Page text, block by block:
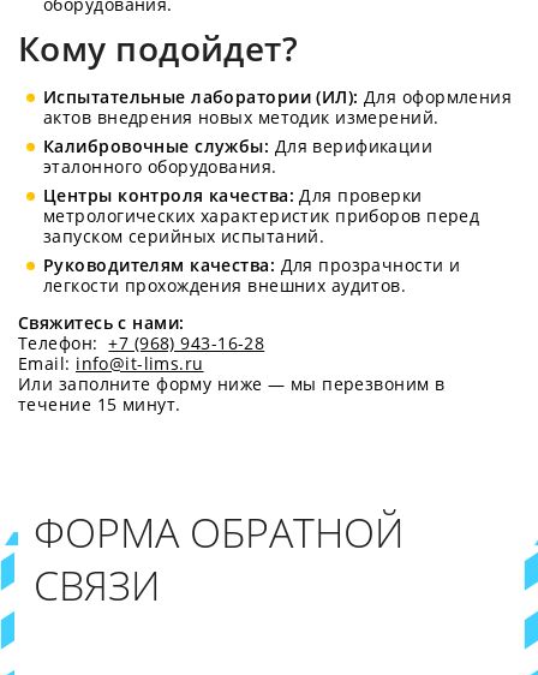
оборудования.
Кому подойдет?
Испытательные лаборатории (ИЛ): Для оформления
актов внедрения новых методик измерений.
Калибровочные службы: Для верификации
эталонного оборудования.
Центры контроля качества: Для проверки
метрологических характеристик приборов перед
запуском серийных испытаний.
Руководителям качества: Для прозрачности и
легкости прохождения внешних аудитов.
Свяжитесь с нами:
Телефон:+7 (968) 943-16-28
Email: info@it-lims.ru
Или заполните форму ниже — мы перезвоним в
течение 15 минут.
ФОРМА ОБРАТНОЙ
СВЯЗИ